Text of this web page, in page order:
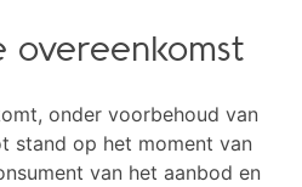
overeenkomst
onder voorbehoud van
stand op het moment van
van het aanbod en